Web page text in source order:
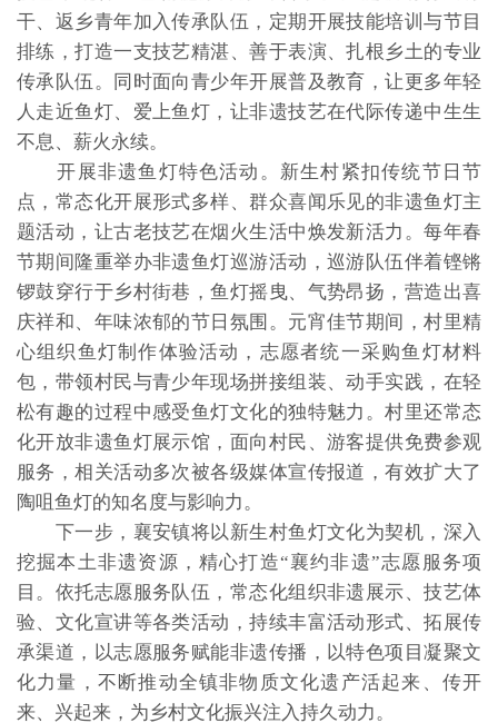
干、返乡青年加入传承队伍，定期开展技能培训与节目
排练，打造一支技艺精湛、善于表演、扎根乡土的专业
传承队伍。同时面向青少年开展普及教育，让更多年轻
人走近鱼灯、爱上鱼灯，让非遗技艺在代际传递中生生
不息、薪火永续。
开展非遗鱼灯特色活动。新生村紧扣传统节日节
点，常态化开展形式多样、群众喜闻乐见的非遗鱼灯主
题活动，让古老技艺在烟火生活中焕发新活力。每年春
节期间隆重举办非遗鱼灯巡游活动，巡游队伍伴着铿锵
锣鼓穿行于乡村街巷，鱼灯摇曳、气势昂扬，营造出喜
庆祥和、年味浓郁的节日氛围。元宵佳节期间，村里精
心组织鱼灯制作体验活动，志愿者统一采购鱼灯材料
包，带领村民与青少年现场拼接组装、动手实践，在轻
松有趣的过程中感受鱼灯文化的独特魅力。村里还常态
化开放非遗鱼灯展示馆，面向村民、游客提供免费参观
服务，相关活动多次被各级媒体宣传报道，有效扩大了
陶咀鱼灯的知名度与影响力。
下一步，襄安镇将以新生村鱼灯文化为契机，深入
挖掘本土非遗资源，精心打造“襄约非遗”志愿服务项
目。依托志愿服务队伍，常态化组织非遗展示、技艺体
验、文化宣讲等各类活动，持续丰富活动形式、拓展传
承渠道，以志愿服务赋能非遗传播，以特色项目凝聚文
化力量，不断推动全镇非物质文化遗产活起来、传开
来、兴起来，为乡村文化振兴注入持久动力。